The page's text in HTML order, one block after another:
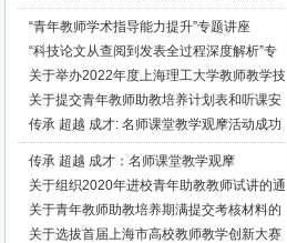
“青年教师学术指导能力提升”专题讲座
“科技论文从查阅到发表全过程深度解析”专
题讲座
关于举办2022年度上海理工大学教师教学技
能竞赛的通知
关于提交青年教师助教培养计划表和听课安
排表的通知
传承 超越 成才: 名师课堂教学观摩活动成功
传承 超越 成才：名师课堂教学观摩
关于组织2020年进校青年助教教师试讲的通
知关于青年教师助教培养期满提交考核材料的
通知
关于选拔首届上海市高校教师教学创新大赛